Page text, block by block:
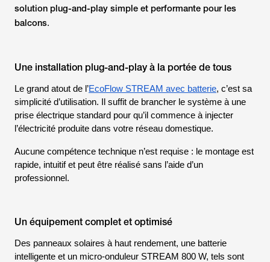
solution plug-and-play simple et performante pour les
balcons.
Une installation plug-and-play à la portée de tous
Le grand atout de l’EcoFlow STREAM avec batterie, c’est sa
simplicité d’utilisation. Il suffit de brancher le système à une
prise électrique standard pour qu’il commence à injecter
l’électricité produite dans votre réseau domestique.
Aucune compétence technique n’est requise : le montage est
rapide, intuitif et peut être réalisé sans l’aide d’un
professionnel.
Un équipement complet et optimisé
Des panneaux solaires à haut rendement, une batterie
intelligente et un micro-onduleur STREAM 800 W, tels sont